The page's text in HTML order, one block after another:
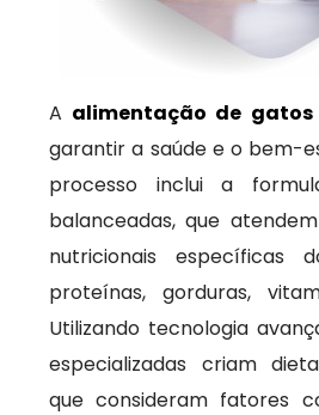
A alimentação de gatos
garantir a saúde e o bem-
processo inclui a
balanceadas, que
nutricionais específicas
proteínas, gorduras,
Utilizando tecnologia
especializadas criam
que consideram fatores